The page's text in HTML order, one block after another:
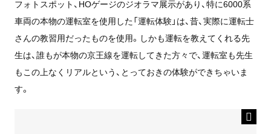
フォトスポット、HOゲージのジオラマ展示があり、特に6000系
車両の本物の運転室を使用した「運転体験」は、昔、実際に運転士
さんの教習用だったものを使用。しかも運転を教えてくれる先
生は、誰もが本物の京王線を運転してきた方々で、運転室も先生
もこの上なくリアルという、とっておきの体験ができちゃいま
す。